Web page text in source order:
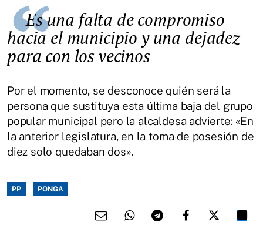
Es una falta de compromiso
hacia el municipio y una dejadez
para con los vecinos
Por el momento, se desconoce quién será la
persona que sustituya esta última baja del grupo
popular municipal pero la alcaldesa advierte: «En
la anterior legislatura, en la toma de posesión de
diez solo quedaban dos».
PP PONGA